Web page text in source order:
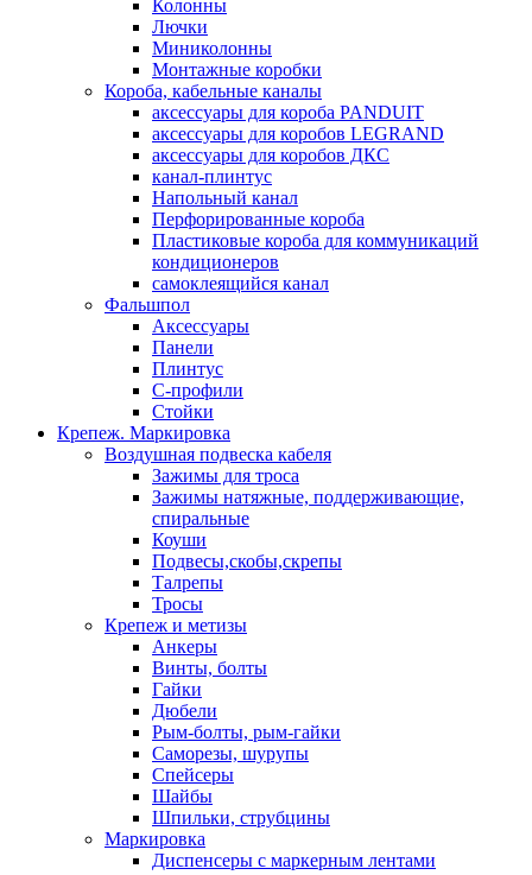
Колонны
Лючки
Миниколонны
Монтажные коробки
Короба, кабельные каналы
аксессуары для короба PANDUIT
аксессуары для коробов LEGRAND
аксессуары для коробов ДКС
канал-плинтус
Напольный канал
Перфорированные короба
Пластиковые короба для коммуникаций
кондиционеров
самоклеящийся канал
Фальшпол
Аксессуары
Панели
Плинтус
С-профили
Стойки
Крепеж. Маркировка
Воздушная подвеска кабеля
Зажимы для троса
Зажимы натяжные, поддерживающие,
спиральные
Коуши
Подвесы,скобы,скрепы
Талрепы
Тросы
Крепеж и метизы
Анкеры
Винты, болты
Гайки
Дюбели
Рым-болты, рым-гайки
Саморезы, шурупы
Спейсеры
Шайбы
Шпильки, струбцины
Маркировка
Диспенсеры с маркерным лентами